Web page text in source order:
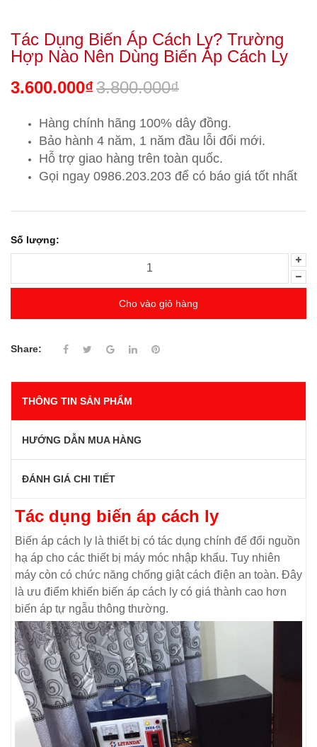
Tác Dụng Biến Áp Cách Ly? Trường
Hợp Nào Nên Dùng Biến Áp Cách Ly
3.600.000₫3.800.000₫
Hàng chính hãng 100% dây đồng.
Bảo hành 4 năm, 1 năm đầu lỗi đổi mới.
Hỗ trợ giao hàng trên toàn quốc.
Gọi ngay 0986.203.203 để có báo giá tốt nhất
Số lượng:
Cho vào giỏ hàng
Share:
THÔNG TIN SẢN PHẨM
HƯỚNG DẪN MUA HÀNG
ĐÁNH GIÁ CHI TIẾT
Tác dụng biến áp cách ly
Biến áp cách ly là thiết bị có tác dụng chính để đổi nguồn
hạ áp cho các thiết bị máy móc nhập khẩu. Tuy nhiên
máy còn có chức năng chống giật cách điện an toàn. Đây
là ưu điểm khiến biến áp cách ly có giá thành cao hơn
biến áp tự ngẫu thông thường.